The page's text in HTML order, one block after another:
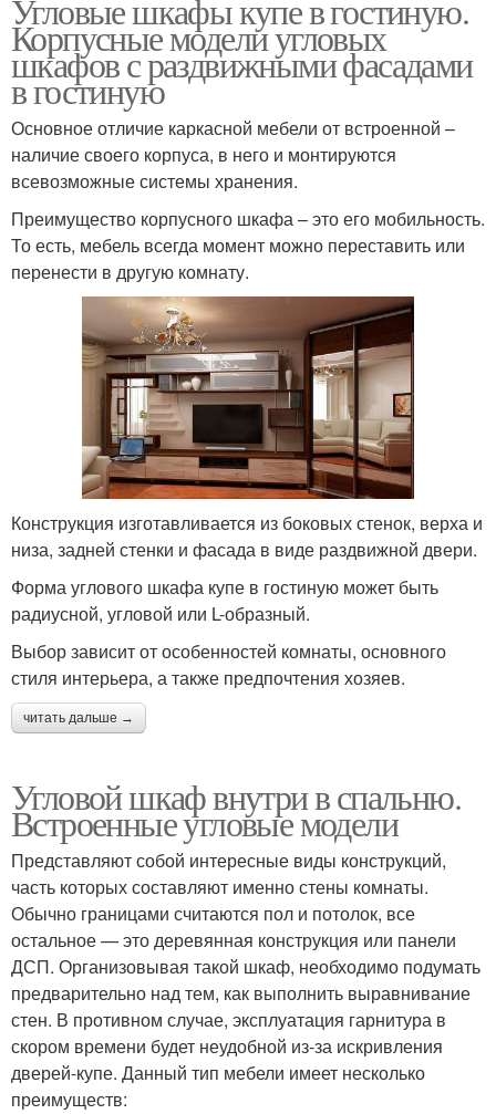
Угловые шкафы купе в гостиную.
Корпусные модели угловых
шкафов с раздвижными фасадами
в гостиную
Основное отличие каркасной мебели от встроенной –
наличие своего корпуса, в него и монтируются
всевозможные системы хранения.
Преимущество корпусного шкафа – это его мобильность.
То есть, мебель всегда момент можно переставить или
перенести в другую комнату.
Конструкция изготавливается из боковых стенок, верха и
низа, задней стенки и фасада в виде раздвижной двери.
Форма углового шкафа купе в гостиную может быть
радиусной, угловой или L-образный.
Выбор зависит от особенностей комнаты, основного
стиля интерьера, а также предпочтения хозяев.
читать дальше →
Угловой шкаф внутри в спальню.
Встроенные угловые модели
Представляют собой интересные виды конструкций,
часть которых составляют именно стены комнаты.
Обычно границами считаются пол и потолок, все
остальное — это деревянная конструкция или панели
ДСП. Организовывая такой шкаф, необходимо подумать
предварительно над тем, как выполнить выравнивание
стен. В противном случае, эксплуатация гарнитура в
скором времени будет неудобной из-за искривления
дверей-купе. Данный тип мебели имеет несколько
преимуществ: